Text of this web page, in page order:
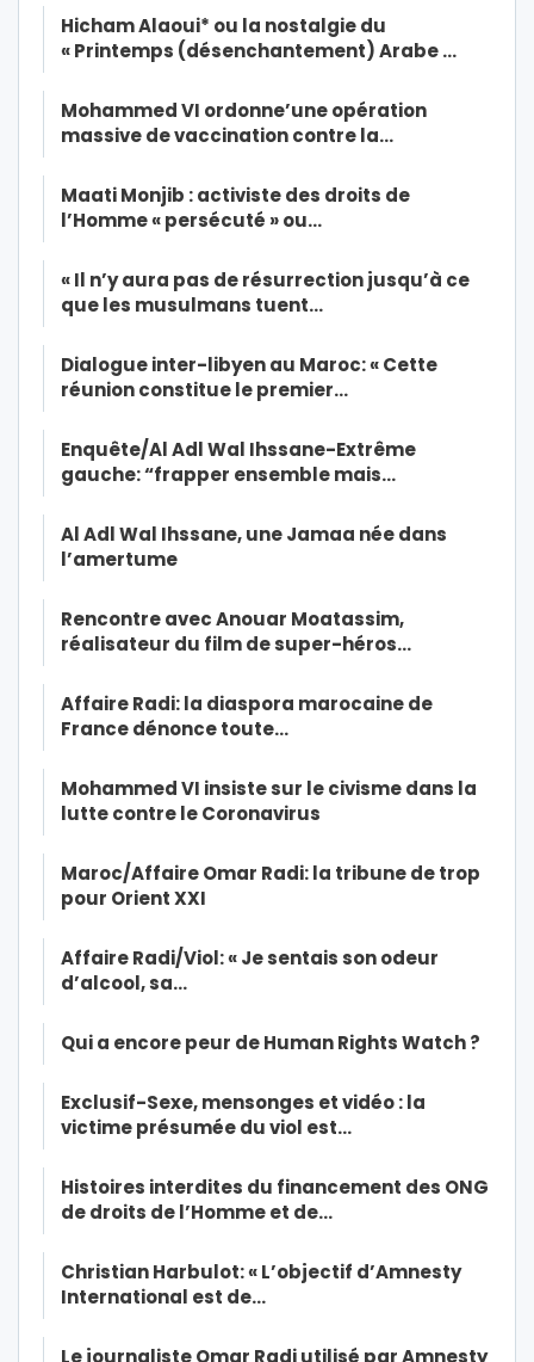
Hicham Alaoui* ou la nostalgie du
« Printemps (désenchantement) Arabe …
Mohammed VI ordonne’une opération
massive de vaccination contre la…
Maati Monjib : activiste des droits de
l’Homme « persécuté » ou…
« Il n’y aura pas de résurrection jusqu’à ce
que les musulmans tuent…
Dialogue inter-libyen au Maroc: « Cette
réunion constitue le premier…
Enquête/Al Adl Wal Ihssane-Extrême
gauche: “frapper ensemble mais…
Al Adl Wal Ihssane, une Jamaa née dans
l’amertume
Rencontre avec Anouar Moatassim,
réalisateur du film de super-héros…
Affaire Radi: la diaspora marocaine de
France dénonce toute…
Mohammed VI insiste sur le civisme dans la
lutte contre le Coronavirus
Maroc/Affaire Omar Radi: la tribune de trop
pour Orient XXI
Affaire Radi/Viol: « Je sentais son odeur
d’alcool, sa…
Qui a encore peur de Human Rights Watch ?
Exclusif-Sexe, mensonges et vidéo : la
victime présumée du viol est…
Histoires interdites du financement des ONG
de droits de l’Homme et de…
Christian Harbulot: « L’objectif d’Amnesty
International est de…
Le journaliste Omar Radi utilisé par Amnesty